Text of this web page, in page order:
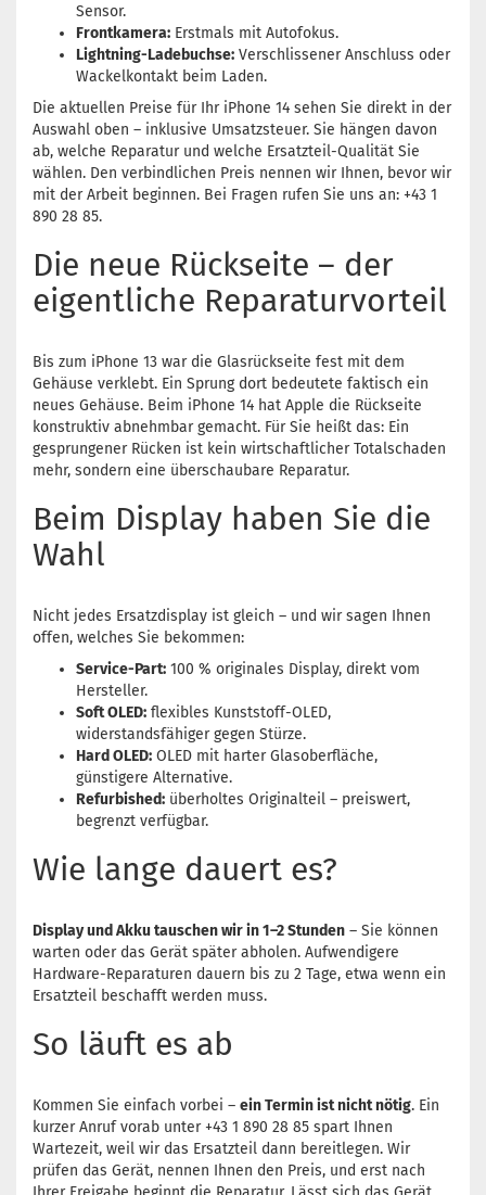
Sensor.
Frontkamera: Erstmals mit Autofokus.
Lightning-Ladebuchse: Verschlissener Anschluss oder
Wackelkontakt beim Laden.
Die aktuellen Preise für Ihr iPhone 14 sehen Sie direkt in der
Auswahl oben – inklusive Umsatzsteuer. Sie hängen davon
ab, welche Reparatur und welche Ersatzteil-Qualität Sie
wählen. Den verbindlichen Preis nennen wir Ihnen, bevor wir
mit der Arbeit beginnen. Bei Fragen rufen Sie uns an: +43 1
890 28 85.
Die neue Rückseite – der
eigentliche Reparaturvorteil
Bis zum iPhone 13 war die Glasrückseite fest mit dem
Gehäuse verklebt. Ein Sprung dort bedeutete faktisch ein
neues Gehäuse. Beim iPhone 14 hat Apple die Rückseite
konstruktiv abnehmbar gemacht. Für Sie heißt das: Ein
gesprungener Rücken ist kein wirtschaftlicher Totalschaden
mehr, sondern eine überschaubare Reparatur.
Beim Display haben Sie die
Wahl
Nicht jedes Ersatzdisplay ist gleich – und wir sagen Ihnen
offen, welches Sie bekommen:
Service-Part: 100 % originales Display, direkt vom
Hersteller.
Soft OLED: flexibles Kunststoff-OLED,
widerstandsfähiger gegen Stürze.
Hard OLED: OLED mit harter Glasoberfläche,
günstigere Alternative.
Refurbished: überholtes Originalteil – preiswert,
begrenzt verfügbar.
Wie lange dauert es?
Display und Akku tauschen wir in 1–2 Stunden – Sie können
warten oder das Gerät später abholen. Aufwendigere
Hardware-Reparaturen dauern bis zu 2 Tage, etwa wenn ein
Ersatzteil beschafft werden muss.
So läuft es ab
Kommen Sie einfach vorbei – ein Termin ist nicht nötig. Ein
kurzer Anruf vorab unter +43 1 890 28 85 spart Ihnen
Wartezeit, weil wir das Ersatzteil dann bereitlegen. Wir
prüfen das Gerät, nennen Ihnen den Preis, und erst nach